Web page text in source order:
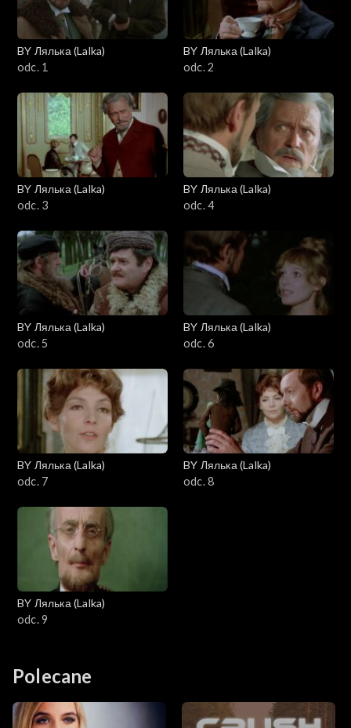
BY Лялька (Lalka)
odc. 1
BY Лялька (Lalka)
odc. 2
BY Лялька (Lalka)
odc. 3
BY Лялька (Lalka)
odc. 4
BY Лялька (Lalka)
odc. 5
BY Лялька (Lalka)
odc. 6
BY Лялька (Lalka)
odc. 7
BY Лялька (Lalka)
odc. 8
BY Лялька (Lalka)
odc. 9
Polecane